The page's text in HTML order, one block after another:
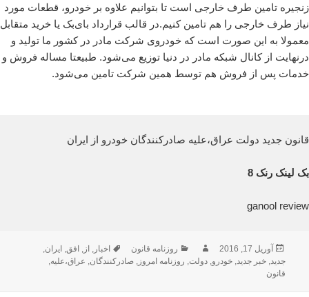
زنجیره تامین طرف خارجی است تا بتوانیم علاوه بر خودرو، قطعات مورد
نیاز طرف خارجی را هم تامین کنیم.در قالب قرارداد بای‌بک یا خرید متقابل
معمولا به این صورت است که خودروی شرکت مادر در کشور ما تولید و
درنهایت از کانال شبکه مادر در دنیا توزیع می‌شود. طبیعتا مساله فروش و
خدمات پس از فروش هم توسط همین شرکت تامین می‌شود.
قانون جدید دولت عراق،علیه صادرکنندگان خودرو از ایران
بک لینک رنک 8
ganool review
ارسال
شده
در
آوریل 17, 2016 نویسندهدسته‌ها
روزنامه قانون برچسب‌ها
اخبار, از, افق, ایران,
جدید,خبر جدید,خودرو,دولت, روزنامه امروز,صادرکنندگان, عراق،علیه,
قانون